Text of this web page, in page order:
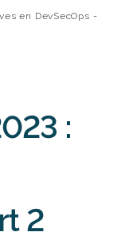
en DevSecOps -
:
2